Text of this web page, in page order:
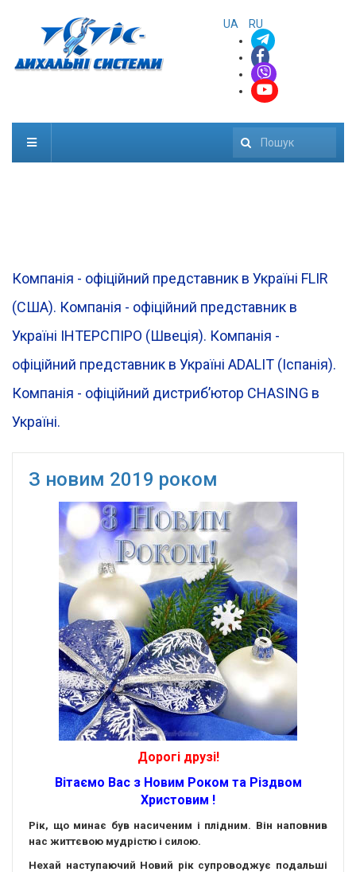
UA RU
Пошук
Компанія - офіційний представник в Україні FLIR
(CША). Компанія - офіційний представник в
Україні ІНТЕРСПІРО (Швеція). Компанія -
офіційний представник в Україні ADALIT (Іспанія).
Компанія - офіційний дистрибʼютор CHASING в
Україні.
З новим 2019 роком
Дорогі друзі!
Вітаємо Вас з Новим Роком та Різдвом
Христовим !
Рік, що минає був насиченим і плідним. Він наповнив
нас життєвою мудрістю і силою.
Нехай наступаючий Новий рік супроводжує подальші